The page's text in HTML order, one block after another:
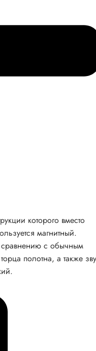
которого вместо
магнитный.
сравнению с обычным
полотна, а также